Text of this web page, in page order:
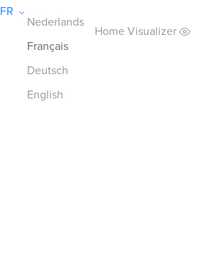
FR
Nederlands
Français
Deutsch
English
Home Visualizer